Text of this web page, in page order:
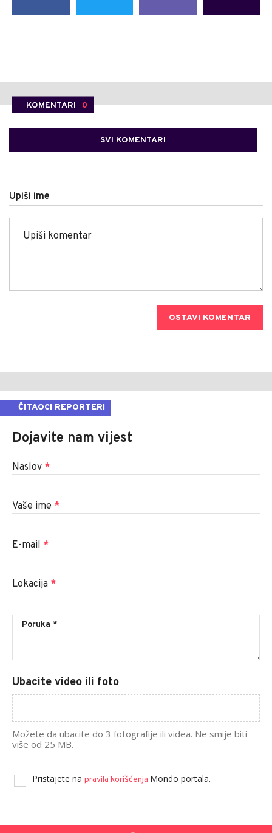
KOMENTARI 0
SVI KOMENTARI
Upiši ime
OSTAVI KOMENTAR
ČITAOCI REPORTERI
Dojavite nam vijest
Naslov *
Vaše ime *
E-mail *
Lokacija *
Ubacite video ili foto
Možete da ubacite do 3 fotografije ili videa. Ne smije biti
više od 25 MB.
Pristajete na pravila korišćenja Mondo portala.